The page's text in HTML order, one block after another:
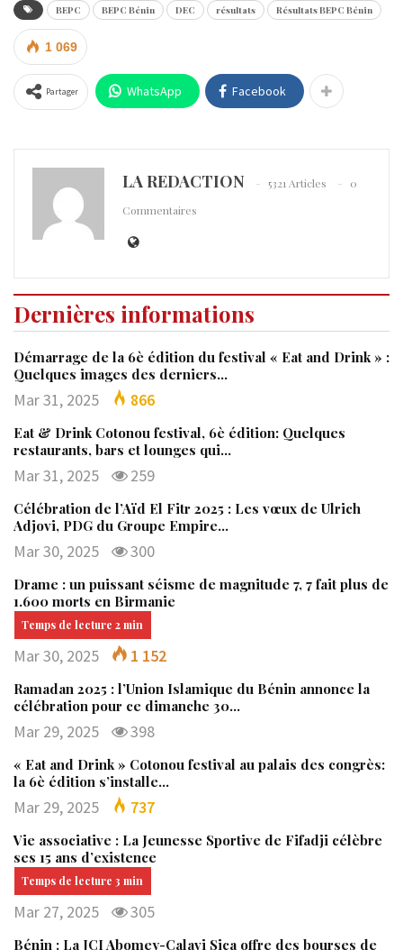
BEPC BEPC Bénin DEC résultats Résultats BEPC Bénin
1 069
Partager WhatsApp Facebook
LA REDACTION 5321 Articles
0
Commentaires
Dernières informations
Démarrage de la 6è édition du festival « Eat and Drink » :
Quelques images des derniers…
Mar 31, 2025 866
Eat & Drink Cotonou festival, 6è édition: Quelques
restaurants, bars et lounges qui…
Mar 31, 2025 259
Célébration de l’Aïd El Fitr 2025 : Les vœux de Ulrich
Adjovi, PDG du Groupe Empire…
Mar 30, 2025 300
Drame : un puissant séisme de magnitude 7, 7 fait plus de
1.600 morts en Birmanie
Mar 30, 2025 1 152
Ramadan 2025 : l’Union Islamique du Bénin annonce la
célébration pour ce dimanche 30…
Mar 29, 2025 398
« Eat and Drink » Cotonou festival au palais des congrès:
la 6è édition s’installe…
Mar 29, 2025 737
Vie associative : La Jeunesse Sportive de Fifadji célèbre
ses 15 ans d’existence
Mar 27, 2025 305
Bénin : La JCI Abomey-Calavi Sica offre des bourses de